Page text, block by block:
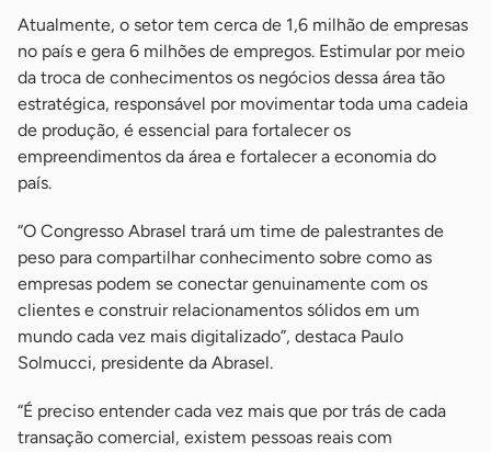
Atualmente, o setor tem cerca de 1,6 milhão de empresas
no país e gera 6 milhões de empregos. Estimular por meio
da troca de conhecimentos os negócios dessa área tão
estratégica, responsável por movimentar toda uma cadeia
de produção, é essencial para fortalecer os
empreendimentos da área e fortalecer a economia do
país.
“O Congresso Abrasel trará um time de palestrantes de
peso para compartilhar conhecimento sobre como as
empresas podem se conectar genuinamente com os
clientes e construir relacionamentos sólidos em um
mundo cada vez mais digitalizado”, destaca Paulo
Solmucci, presidente da Abrasel.
“É preciso entender cada vez mais que por trás de cada
transação comercial, existem pessoas reais com